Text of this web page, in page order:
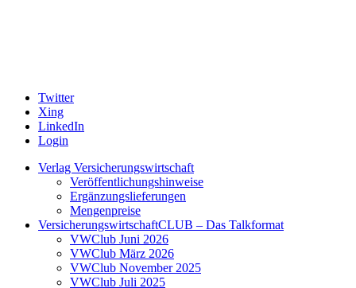
Twitter
Xing
LinkedIn
Login
Verlag Versicherungswirtschaft
Veröffentlichungshinweise
Ergänzungslieferungen
Mengenpreise
VersicherungswirtschaftCLUB – Das Talkformat
VWClub Juni 2026
VWClub März 2026
VWClub November 2025
VWClub Juli 2025